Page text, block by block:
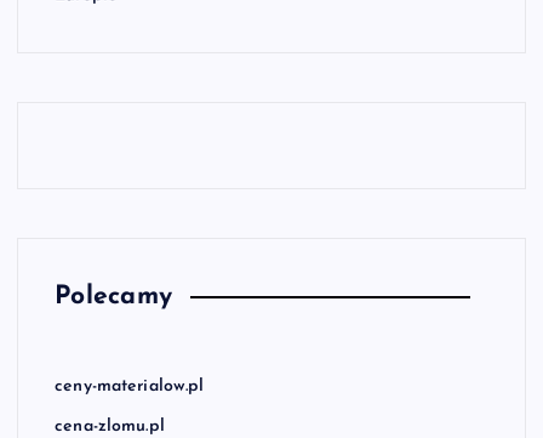
Polecamy
ceny-materialow.pl
cena-zlomu.pl